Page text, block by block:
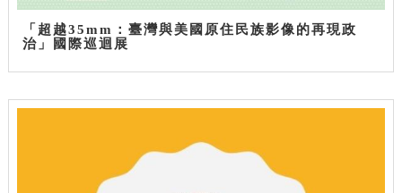
「超越35mm：臺灣與美國原住民族影像的再現政
治」國際巡迴展